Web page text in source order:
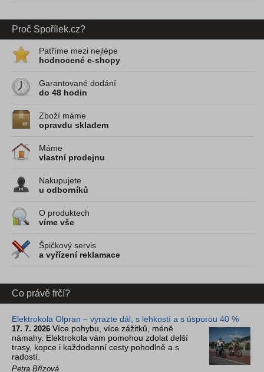
Proč Spořílek.cz?
Patříme mezi nejlépe
hodnocené e-shopy
Garantované dodání
do 48 hodin
Zboží máme
opravdu skladem
Máme
vlastní prodejnu
Nakupujete
u odborníků
O produktech
víme vše
Špičkový servis
a vyřízení reklamace
Co právě frčí?
Elektrokola Olpran – vyrazte dál, s lehkostí a s úsporou 40 %
17. 7. 2026 Více pohybu, více zážitků, méně
námahy. Elektrokola vám pomohou zdolat delší
trasy, kopce i každodenní cesty pohodlně a s
radostí.
Petra Břízová